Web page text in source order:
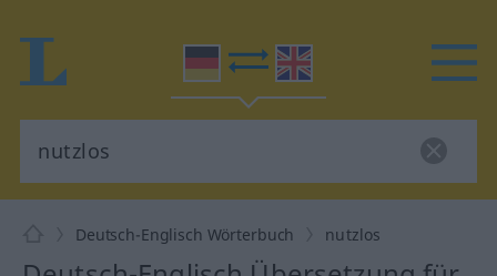
Deutsch-Englisch Wörterbuch nutzlos